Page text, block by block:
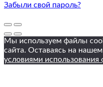
Забыли свой пароль?
Мы используем файлы
сайта. Оставаясь на
условиями использования